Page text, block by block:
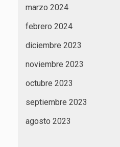
marzo 2024
febrero 2024
diciembre 2023
noviembre 2023
octubre 2023
septiembre 2023
agosto 2023